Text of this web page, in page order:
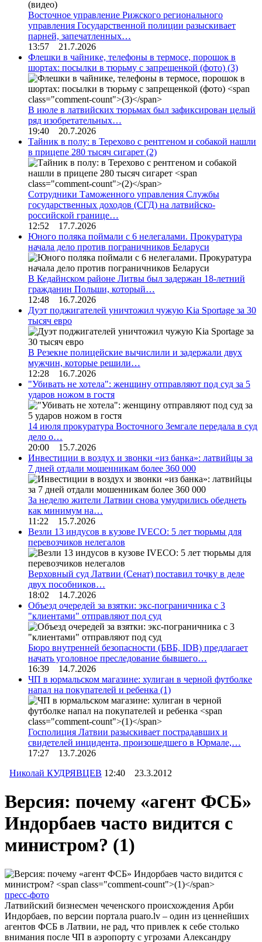
Восточное управление Рижского регионального
управления Государственной полиции разыскивает
парней, запечатленных…
13:57 21.7.2026
Флешки в чайнике, телефоны в термосе, порошок в
шортах: посылки в тюрьму с запрещенкой (фото) (3)
В июле в латвийских тюрьмах был зафиксирован целый
ряд изобретательных…
19:40 20.7.2026
Тайник в полу: в Терехово с рентгеном и собакой нашли
в прицепе 280 тысяч сигарет (2)
Сотрудники Таможенного управления Службы
государственных доходов (СГД) на латвийско-
российской границе…
12:52 17.7.2026
Юного поляка поймали с 6 нелегалами. Прокуратура
начала дело против пограничников Беларуси
В Кедайнском районе Литвы был задержан 18-летний
гражданин Польши, который…
12:48 16.7.2026
Дуэт поджигателей уничтожил чужую Kia Sportage за 30
тысяч евро
В Резекне полицейские вычислили и задержали двух
мужчин, которые решили…
12:28 16.7.2026
"Убивать не хотела": женщину отправляют под суд за 5
ударов ножом в гостя
14 июля прокуратура Восточного Земгале передала в суд
дело о…
20:00 15.7.2026
Инвестиции в воздух и звонки «из банка»: латвийцы за
7 дней отдали мошенникам более 360 000
За неделю жители Латвии снова умудрились обеднеть
как минимум на…
11:22 15.7.2026
Везли 13 индусов в кузове IVECO: 5 лет тюрьмы для
перевозчиков нелегалов
Верховный суд Латвии (Сенат) поставил точку в деле
двух пособников…
18:02 14.7.2026
Объезд очередей за взятки: экс-пограничника с 3
"клиентами" отправляют под суд
Бюро внутренней безопасности (БВБ, IDB) предлагает
начать уголовное преследование бывшего…
16:39 14.7.2026
ЧП в юрмальском магазине: хулиган в черной футболке
напал на покупателей и ребенка (1)
Госполиция Латвии разыскивает пострадавших и
свидетелей инцидента, произошедшего в Юрмале,…
17:27 13.7.2026
Николай КУДРЯВЦЕВ 12:40 23.3.2012
Версия: почему «агент ФСБ»
Индорбаев часто видится с
министром? (1)
пресс-фото
Латвийский бизнесмен чеченского происхождения Арби
Индорбаев, по версии портала puaro.lv – один из ценнейших
агентов ФСБ в Латвии, не рад, что привлек к себе столько
внимания после ЧП в аэропорту с угрозами Александру